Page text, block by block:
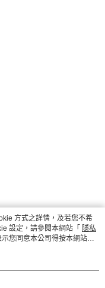
方式之詳情，及若您不希
設定，請參閱本網站「 隱私
您同意本公司得按本網站使